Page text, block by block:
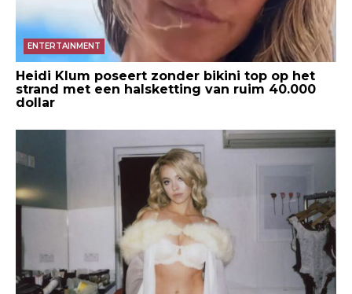
ENTERTAINMENT
Heidi Klum poseert zonder bikini top op het
strand met een halsketting van ruim 40.000
dollar